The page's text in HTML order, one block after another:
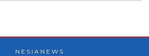
N E S I A N E W S